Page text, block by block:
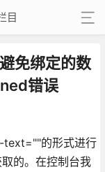
目
免绑定的数
错误
text=""的形式进行
的。在控制台我